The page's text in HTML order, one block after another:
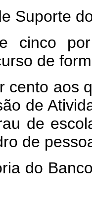
do
de
aos
de
de
de
do Banco